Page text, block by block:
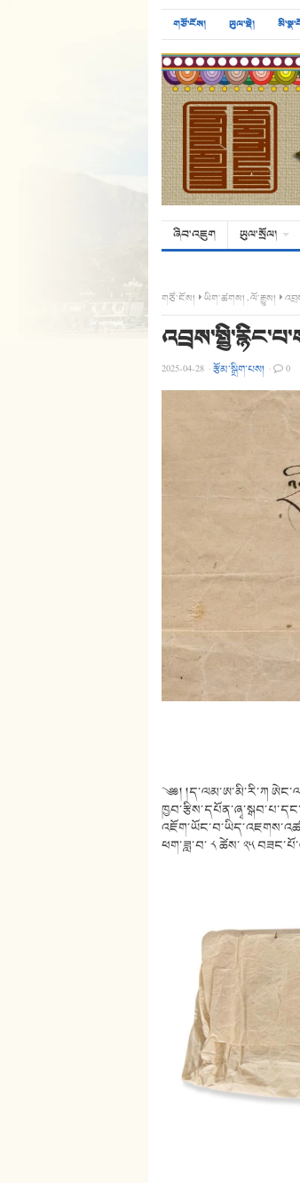
གཙོ་ངོས། ཡུལ་སྡེ།
ཞིབ་འཇུག ཡུལ་སྲོལ།
གཙོ་ངོས། ཡིག་ཚགས།,ལོ་རྒྱུས།
2025-04-28 ·རྩོམ་སྒྲིག་པས། · 0
༄༅། །ད་ལམ་ཨ་མི་རི་ཀ
ཕག་ཟླ་བ་ ༨ ཚེས་ ༢༥